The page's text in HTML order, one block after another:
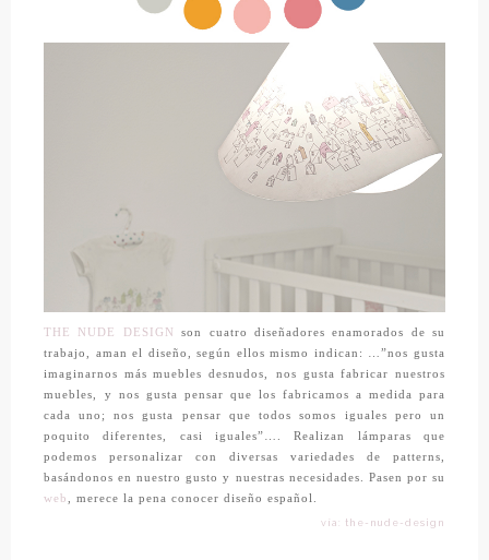
THE NUDE DESIGN
son cuatro diseñadores enamorados de su
trabajo, aman el diseño, según ellos mismo indican: …”nos gusta
imaginarnos más muebles desnudos, nos gusta fabricar nuestros
muebles, y nos gusta pensar que los fabricamos a medida para
cada uno; nos gusta pensar que todos somos iguales pero un
poquito diferentes, casi iguales”…. Realizan lámparas que
podemos personalizar con diversas variedades de patterns,
basándonos en nuestro gusto y nuestras necesidades. Pasen por su
web
, merece la pena conocer diseño español.
vía: the-nude-design